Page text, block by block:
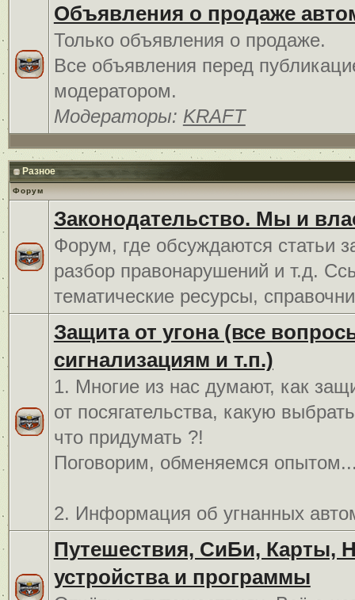
Объявления о продаже
Только объявления о продаже.
Все объявления перед
модератором.
Модераторы: KRAFT
Разное
Форум
Законодательство. Мы и
Форум, где обсуждаются статьи
разбор правонарушений и т.д.
тематические ресурсы,
Защита от угона (все
сигнализациям и т.п.)
1. Многие из нас думают, как
от посягательства, какую
что придумать ?!
Поговорим, обменяемся
2. Информация об угнанных
Путешествия, СиБи, Карты,
устройства и программы